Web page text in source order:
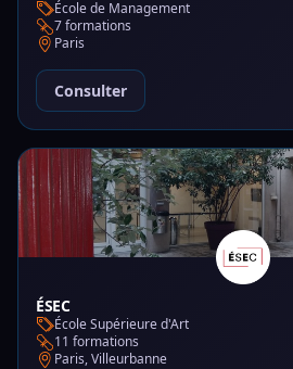
École de Management
7 formations
Paris
Consulter
ÉSEC
École Supérieure d'Art
11 formations
Paris, Villeurbanne